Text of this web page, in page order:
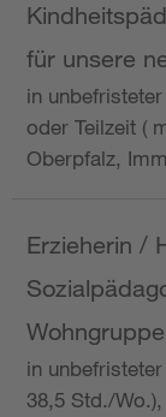
für unsere
in
oder Teilzeit (
Oberpfalz,
Erzieherin /
Wohngruppe
in
38,5 Std./